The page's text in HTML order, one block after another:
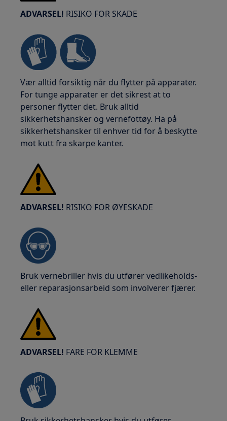
ADVARSEL! RISIKO FOR SKADE
Vær alltid forsiktig når du flytter på apparater.
For tunge apparater er det sikrest at to
personer flytter det. Bruk alltid
sikkerhetshansker og vernefottøy. Ha på
sikkerhetshansker til enhver tid for å beskytte
mot kutt fra skarpe kanter.
ADVARSEL! RISIKO FOR ØYESKADE
Bruk vernebriller hvis du utfører vedlikeholds-
eller reparasjonsarbeid som involverer fjærer.
ADVARSEL! FARE FOR KLEMME